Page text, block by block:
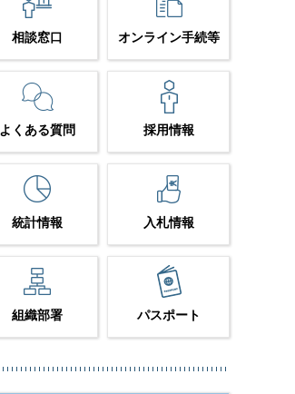
相談窓口 オンライン手続等
よくある質問 採用情報
統計情報 入札情報
組織部署 パスポート